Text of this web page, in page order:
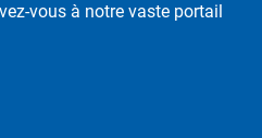
vous à notre vaste portail